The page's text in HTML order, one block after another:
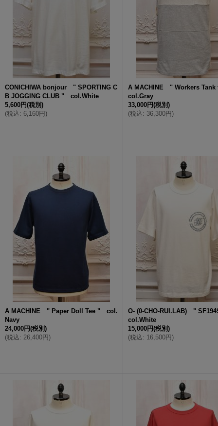
CONICHIWA bonjour " SPORTING C
B JOGGING CLUB " col.White
5,600円(税別)
(税込: 6,160円)
A MACHINE " Workers
col.Gray
33,000円(税別)
(税込: 36,300円)
A MACHINE " Paper Doll Tee " col.
Navy
24,000円(税別)
(税込: 26,400円)
O- (0-CHO-RUI.LAB) "
col.White
15,000円(税別)
(税込: 16,500円)